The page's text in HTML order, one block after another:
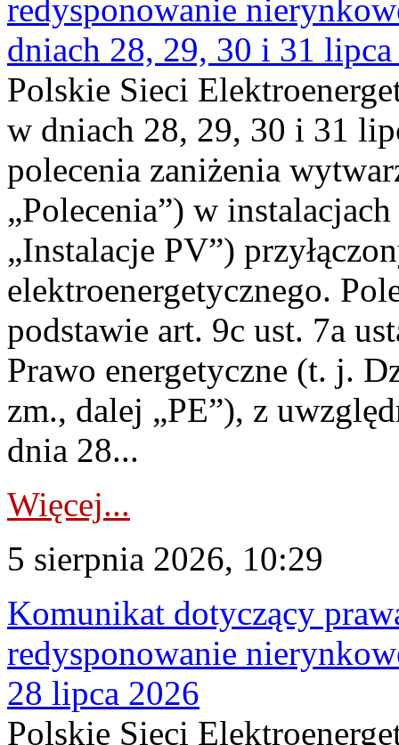
redysponowanie
dniach 28, 29, 30 i 31
Polskie Sieci
w dniach 28, 29, 30 i 31
polecenia zaniżenia
„Polecenia”) w
„Instalacje PV”)
elektroenergetycznego.
podstawie art. 9c ust. 7a
Prawo energetyczne (t. j.
zm., dalej „PE”), z
dnia 28...
Więcej...
5 sierpnia 2026, 10:29
Komunikat dotyczący
redysponowanie
28 lipca 2026
Polskie Sieci